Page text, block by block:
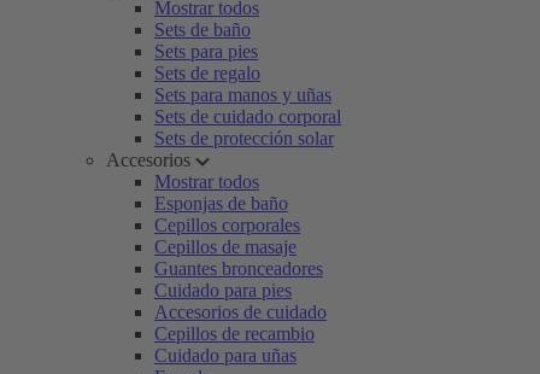
Mostrar todos
Sets de baño
Sets para pies
Sets de regalo
Sets para manos y uñas
Sets de cuidado corporal
Sets de protección solar
Accesorios
Mostrar todos
Esponjas de baño
Cepillos corporales
Cepillos de masaje
Guantes bronceadores
Cuidado para pies
Accesorios de cuidado
Cepillos de recambio
Cuidado para uñas